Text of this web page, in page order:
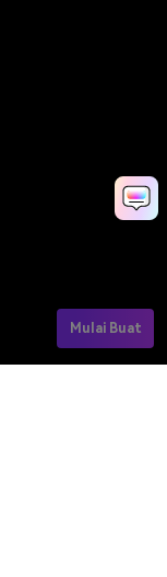
Mulai Buat